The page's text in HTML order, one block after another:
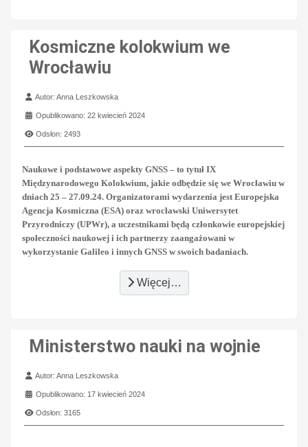
Kosmiczne kolokwium we
Wrocławiu
Szczegóły
Autor:Anna Leszkowska
Opublikowano: 22 kwiecień 2024
Odsłon: 2493
Naukowe i podstawowe aspekty GNSS – to tytuł IX
Międzynarodowego Kolokwium, jakie odbędzie się we Wrocławiu w
dniach 25 – 27.09.24. Organizatorami wydarzenia jest Europejska
Agencja Kosmiczna (ESA) oraz wrocławski Uniwersytet
Przyrodniczy (UPWr), a uczestnikami będą członkowie europejskiej
społeczności naukowej i ich partnerzy zaangażowani w
wykorzystanie Galileo i innych GNSS w swoich badaniach.
Więcej…
Ministerstwo nauki na wojnie
Szczegóły
Autor:Anna Leszkowska
Opublikowano: 17 kwiecień 2024
Odsłon: 3165